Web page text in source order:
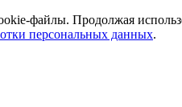
файлы. Продолжая
персональных данных.